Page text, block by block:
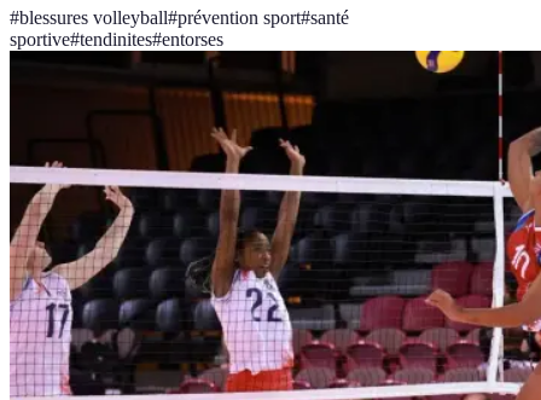
#blessures volleyball#prévention sport#santé
sportive#tendinites#entorses